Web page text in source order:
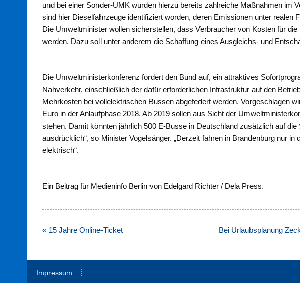
und bei einer Sonder-UMK wurden hierzu bereits zahlreiche Maßnahmen im
sind hier Dieselfahrzeuge identifiziert worden, deren Emissionen unter realen
Die Umweltminister wollen sicherstellen, dass Verbraucher von Kosten für
werden. Dazu soll unter anderem die Schaffung eines Ausgleichs- und
Die Umweltministerkonferenz fordert den Bund auf, ein attraktives
Nahverkehr, einschließlich der dafür erforderlichen Infrastruktur auf den
Mehrkosten bei vollelektrischen Bussen abgefedert werden. Vorgeschlagen
Euro in der Anlaufphase 2018. Ab 2019 sollen aus Sicht der
stehen. Damit könnten jährlich 500 E-Busse in Deutschland zusätzlich auf
ausdrücklich“, so Minister Vogelsänger. „Derzeit fahren in Brandenburg nur
elektrisch“.
Ein Beitrag für Medieninfo Berlin von Edelgard Richter / Dela Press.
Beitragsnavigation
« 15 Jahre Online-Ticket Bei Urlaubsplanung
Impressum